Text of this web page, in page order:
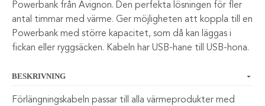
Powerbank från Avignon. Den perfekta lösningen för fler
antal timmar med värme. Ger möjligheten att koppla till en
Powerbank med större kapacitet, som då kan läggas i
fickan eller ryggsäcken. Kabeln har USB-hane till USB-hona.
BESKRIVNING
Förlängningskabeln passar till alla värmeprodukter med